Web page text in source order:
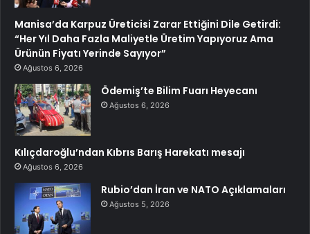
Manisa’da Karpuz Üreticisi Zarar Ettiğini Dile Getirdi:
“Her Yıl Daha Fazla Maliyetle Üretim Yapıyoruz Ama
Ürünün Fiyatı Yerinde Sayıyor”
Ağustos 6, 2026
Ödemiş’te Bilim Fuarı Heyecanı
Ağustos 6, 2026
Kılıçdaroğlu’ndan Kıbrıs Barış Harekatı mesajı
Ağustos 6, 2026
Rubio’dan İran ve NATO Açıklamaları
Ağustos 5, 2026